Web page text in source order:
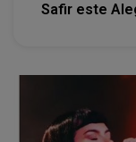
Safir este